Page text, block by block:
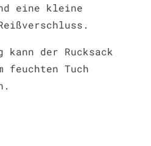
eine kleine
kann der Rucksack
feuchten Tuch